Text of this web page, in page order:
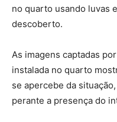
no quarto usando luvas
descoberto.
As imagens captadas
instalada no quarto
se apercebe da
perante a presença do